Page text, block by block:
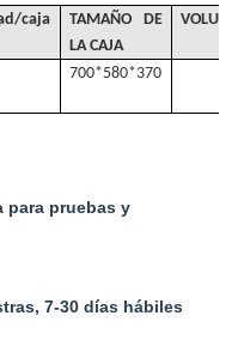
caja
TAMAÑO DE
LA CAJA
700*580*370
para pruebas y
7-30 días hábiles